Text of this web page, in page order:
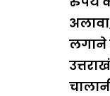
लगाने